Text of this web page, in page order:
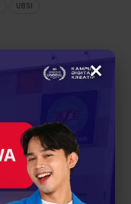
UBSI
Google+
1170 Posts 0
×